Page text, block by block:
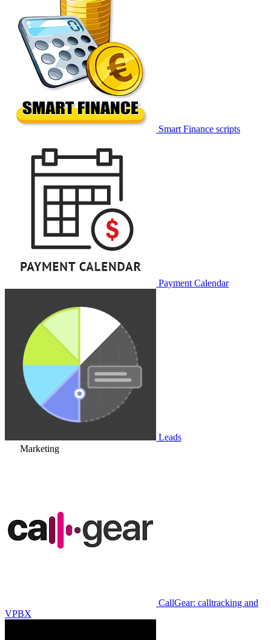
Smart Finance scripts
Payment Calendar
Leads
Marketing
CallGear: calltracking and
VPBX